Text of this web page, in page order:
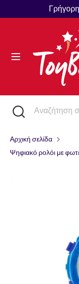
στοΓλώσσα
Ελληνικά
ΑναζήτησηΑναζήτηση
στο
κατάστημά
μας
ΑναζήτησηΑναζήτηση
κατάστημά
μας
Κλείστε
αναζήτηση
Αρχική σελίδα
Ψηφιακό ρολόι με